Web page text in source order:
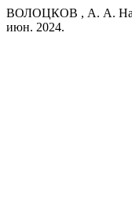
ВОЛОЦКОВ , А. А.
июн. 2024.